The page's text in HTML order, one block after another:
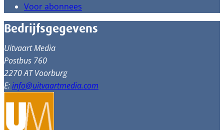
Voor abonnees
Bedrijfsgegevens
Uitvaart Media
Postbus 760
2270 AT Voorburg
E:info@uitvaartmedia.com